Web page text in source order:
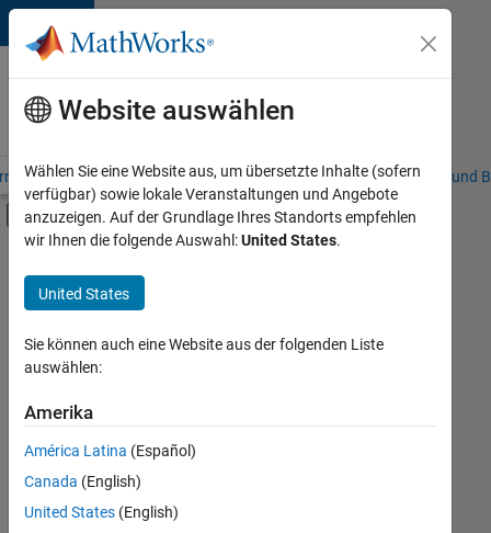
Weiter zum Inhalt
Karriere
bei
MathWorks
– Übersicht Stellensuche Niederlassungen Studierende und
Umschaltung für Off-Canvas-
Hauptinhalt
Praktika
Information Technology
Commercial Sales
Inside Sales
Marketing Communications
Human Resources
Legal
Büro- und Verwaltungsdienste
+7
Derzeit
es
keine
offenen
Stellen,
Website auswählen
Wählen Sie eine Website aus, um übersetzte Inhalte (sofern
verfügbar) sowie lokale Veranstaltungen und Angebote
anzuzeigen. Auf der Grundlage Ihres Standorts empfehlen
wir Ihnen die folgende Auswahl:United States.
United States
Sie können auch eine Website aus der folgenden Liste
auswählen:
Amerika
América Latina (Español)
Canada (English)
United States (English)